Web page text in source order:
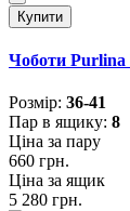
Купити
Чоботи Purlina
Розмiр: 36-41
Пар в ящику: 8
Ціна за пару
660 грн.
Ціна за ящик
5 280 грн.